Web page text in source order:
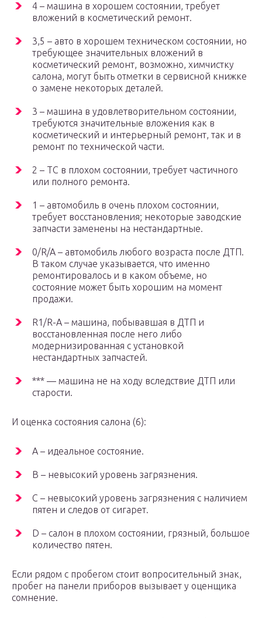
4 – машина в хорошем состоянии, требует
вложений в косметический ремонт.
3,5 – авто в хорошем техническом состоянии, но
требующее значительных вложений в
косметический ремонт, возможно, химчистку
салона, могут быть отметки в сервисной книжке
о замене некоторых деталей.
3 – машина в удовлетворительном состоянии,
требуются значительные вложения как в
косметический и интерьерный ремонт, так и в
ремонт по технической части.
2 – ТС в плохом состоянии, требует частичного
или полного ремонта.
1 – автомобиль в очень плохом состоянии,
требует восстановления; некоторые заводские
запчасти заменены на нестандартные.
0/R/A – автомобиль любого возраста после ДТП.
В таком случае указывается, что именно
ремонтировалось и в каком объеме, но
состояние может быть хорошим на момент
продажи.
R1/R-A – машина, побывавшая в ДТП и
восстановленная после него либо
модернизированная с установкой
нестандартных запчастей.
*** — машина не на ходу вследствие ДТП или
старости.
И оценка состояния салона (6):
A – идеальное состояние.
B – невысокий уровень загрязнения.
C – невысокий уровень загрязнения с наличием
пятен и следов от сигарет.
D – салон в плохом состоянии, грязный, большое
количество пятен.
Если рядом с пробегом стоит вопросительный знак,
пробег на панели приборов вызывает у оценщика
сомнение.